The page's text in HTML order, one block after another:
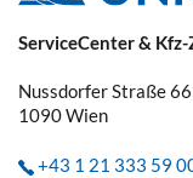
ServiceCenter &
Nussdorfer Straße 66
1090Wien
+43 1 21 333 59